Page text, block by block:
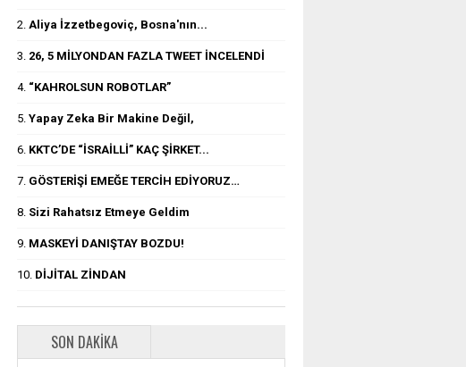
2. Aliya İzzetbegoviç, Bosna'nın...
3. 26, 5 MİLYONDAN FAZLA TWEET İNCELENDİ
4. “KAHROLSUN ROBOTLAR”
5. Yapay Zeka Bir Makine Değil,
6. KKTC’DE “İSRAİLLİ” KAÇ ŞİRKET...
7. GÖSTERİŞİ EMEĞE TERCİH EDİYORUZ…
8. Sizi Rahatsız Etmeye Geldim
9. MASKEYİ DANIŞTAY BOZDU!
10. DİJİTAL ZİNDAN
SON DAKIKA